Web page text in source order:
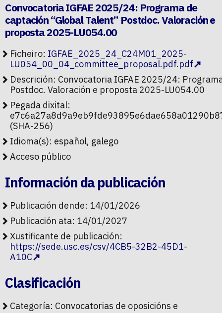
Convocatoria IGFAE 2025/24: Programa de
captación “Global Talent” Postdoc. Valoración e
proposta 2025-LU054.00
Ficheiro: IGFAE_2025_24_C24M01_2025-
LU054_00_04_committee_proposal.pdf.pdf
Descrición: Convocatoria IGFAE 2025/24:
Postdoc. Valoración e proposta 2025-LU054.00
Pegada dixital:
(SHA-256)
Idioma(s): español, galego
Acceso público
Información da publicación
Publicación dende: 14/01/2026
Publicación ata: 14/01/2027
Xustificante de publicación:
https://sede.usc.es/csv/4CB5-32B2-45D1-
A10C
Clasificación
Categoría: Convocatorias de oposicións e